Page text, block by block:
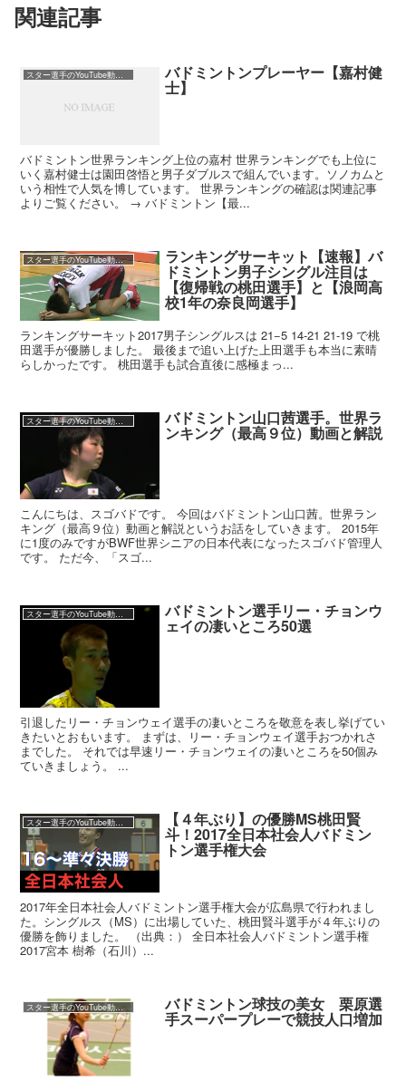
関連記事
スター選手のYouTube動画集 バドミントンプレーヤー【嘉村健
士】
バドミントン世界ランキング上位の嘉村 世界ランキングでも上位に
いく嘉村健士は園田啓悟と男子ダブルスで組んでいます。ソノカムと
いう相性で人気を博しています。 世界ランキングの確認は関連記事
よりご覧ください。 → バドミントン【最...
スター選手のYouTube動画集 ランキングサーキット【速報】バ
ドミントン男子シングル注目は
【復帰戦の桃田選手】と【浪岡高
校1年の奈良岡選手】
ランキングサーキット2017男子シングルスは 21−5 14-21 21-19 で桃
田選手が優勝しました。 最後まで追い上げた上田選手も本当に素晴
らしかったです。 桃田選手も試合直後に感極まっ...
スター選手のYouTube動画集 バドミントン山口茜選手。世界ラ
ンキング（最高９位）動画と解説
こんにちは、スゴバドです。 今回はバドミントン山口茜。世界ラン
キング（最高９位）動画と解説というお話をしていきます。 2015年
に1度のみですがBWF世界シニアの日本代表になったスゴバド管理人
です。 ただ今、「スゴ...
スター選手のYouTube動画集 バドミントン選手リー・チョンウ
ェイの凄いところ50選
引退したリー・チョンウェイ選手の凄いところを敬意を表し挙げてい
きたいとおもいます。 まずは、リー・チョンウェイ選手おつかれさ
までした。 それでは早速リー・チョンウェイの凄いところを50個み
ていきましょう。 ...
スター選手のYouTube動画集 【４年ぶり】の優勝MS桃田賢
斗！2017全日本社会人バドミン
トン選手権大会
2017年全日本社会人バドミントン選手権大会が広島県で行われまし
た。シングルス（MS）に出場していた、桃田賢斗選手が４年ぶりの
優勝を飾りました。 （出典：） 全日本社会人バドミントン選手権
2017宮本 樹希（石川）...
スター選手のYouTube動画集 バドミントン球技の美女 栗原選
手スーパープレーで競技人口増加